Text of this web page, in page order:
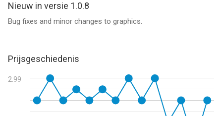
Nieuw in versie 1.0.8
Bug fixes and minor changes to graphics.
Prijsgeschiedenis
2.99